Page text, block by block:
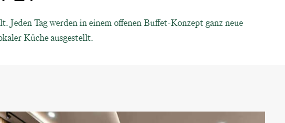
Jeden Tag werden in einem offenen Buffet-Konzept ganz neue
Küche ausgestellt.